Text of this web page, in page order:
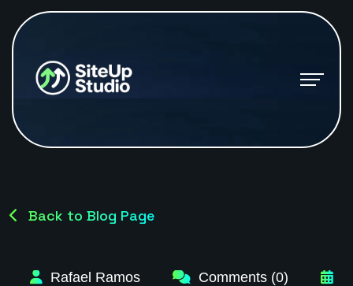
Back to Blog Page
Rafael Ramos
Comments (0)